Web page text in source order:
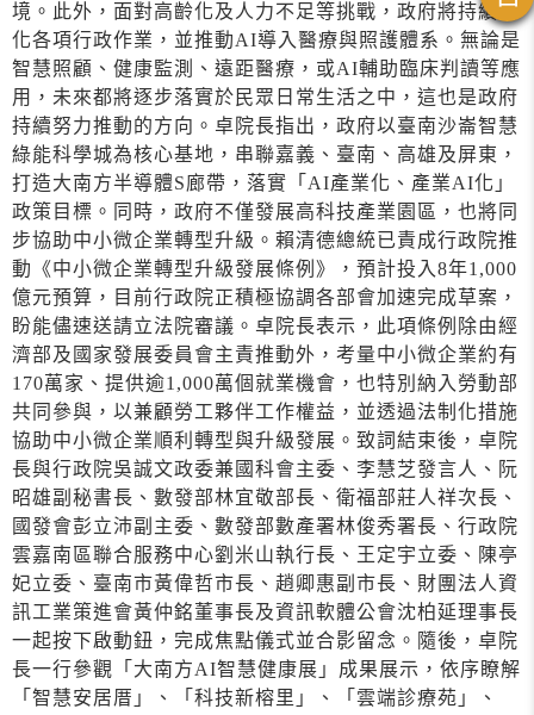
境。此外，面對高齡化及人力不足等挑戰，政府將持續簡
化各項行政作業，並推動AI導入醫療與照護體系。無論是
智慧照顧、健康監測、遠距醫療，或AI輔助臨床判讀等應
用，未來都將逐步落實於民眾日常生活之中，這也是政府
持續努力推動的方向。卓院長指出，政府以臺南沙崙智慧
綠能科學城為核心基地，串聯嘉義、臺南、高雄及屏東，
打造大南方半導體S廊帶，落實「AI產業化、產業AI化」
政策目標。同時，政府不僅發展高科技產業園區，也將同
步協助中小微企業轉型升級。賴清德總統已責成行政院推
動《中小微企業轉型升級發展條例》，預計投入8年1,000
億元預算，目前行政院正積極協調各部會加速完成草案，
盼能儘速送請立法院審議。卓院長表示，此項條例除由經
濟部及國家發展委員會主責推動外，考量中小微企業約有
170萬家、提供逾1,000萬個就業機會，也特別納入勞動部
共同參與，以兼顧勞工夥伴工作權益，並透過法制化措施
協助中小微企業順利轉型與升級發展。致詞結束後，卓院
長與行政院吳誠文政委兼國科會主委、李慧芝發言人、阮
昭雄副秘書長、數發部林宜敬部長、衛福部莊人祥次長、
國發會彭立沛副主委、數發部數產署林俊秀署長、行政院
雲嘉南區聯合服務中心劉米山執行長、王定宇立委、陳亭
妃立委、臺南市黃偉哲市長、趙卿惠副市長、財團法人資
訊工業策進會黃仲銘董事長及資訊軟體公會沈柏延理事長
一起按下啟動鈕，完成焦點儀式並合影留念。隨後，卓院
長一行參觀「大南方AI智慧健康展」成果展示，依序瞭解
「智慧安居厝」、「科技新榕里」、「雲端診療苑」、